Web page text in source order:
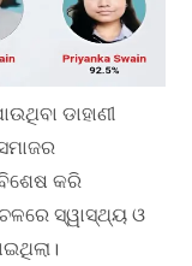
ଡାହାଣୀ
କରି
ସ୍ୱାସ୍ଥ୍ୟ ଓ